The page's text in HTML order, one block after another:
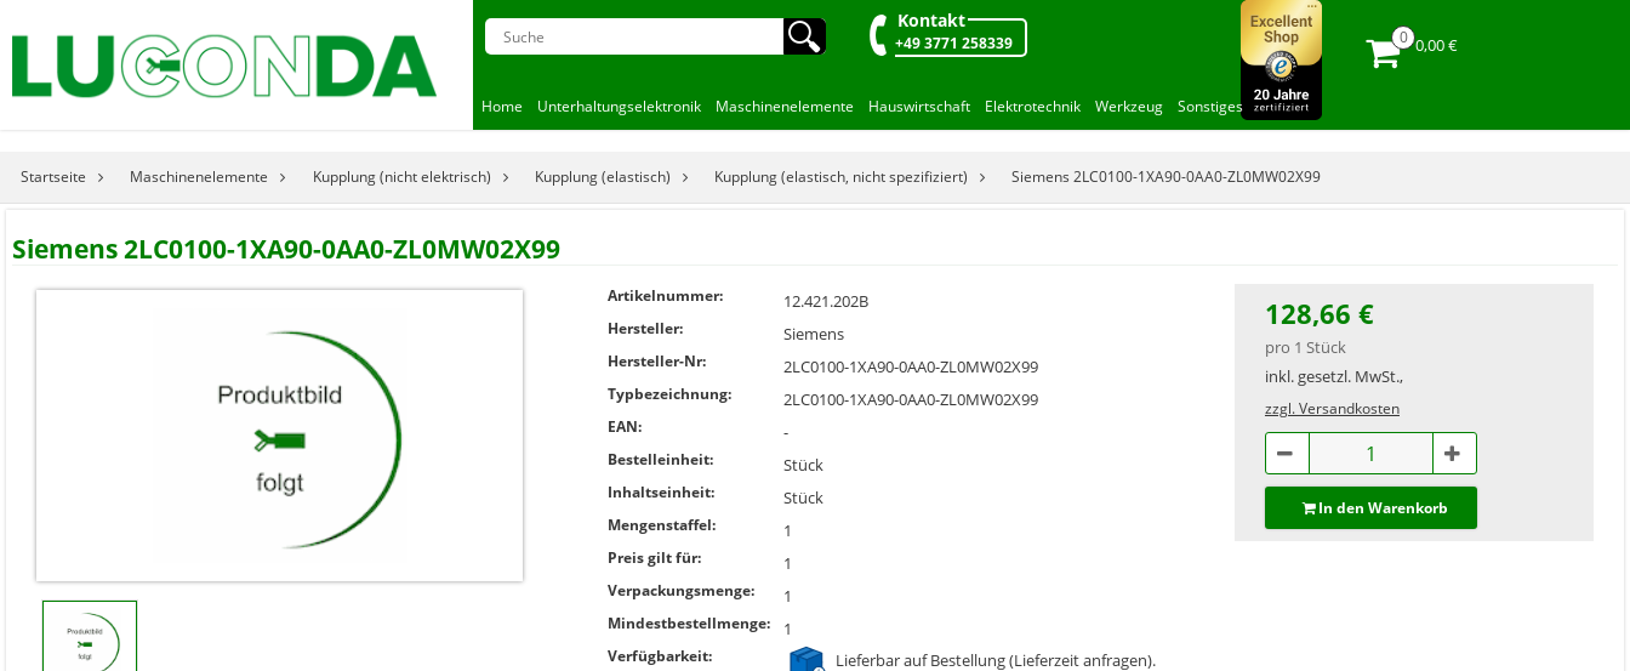
🔍︎ Kontakt
+49 3771 258339 0,00 €
Home Unterhaltungselektronik Maschinenelemente Hauswirtschaft Elektrotechnik Werkzeug Sonstiges
Startseite Maschinenelemente Kupplung (nicht elektrisch) Kupplung (elastisch) Kupplung (elastisch, nicht spezifiziert) Siemens 2LC0100-1XA90-0AA0-ZL0MW02X99
Siemens 2LC0100-1XA90-0AA0-ZL0MW02X99
Artikelnummer: 12.421.202B
Hersteller: Siemens
Hersteller-Nr: 2LC0100-1XA90-0AA0-ZL0MW02X99
Typbezeichnung: 2LC0100-1XA90-0AA0-ZL0MW02X99
EAN: -
Bestelleinheit: Stück
Inhaltseinheit: Stück
Mengenstaffel: 1
Preis gilt für: 1
Verpackungsmenge: 1
Mindestbestellmenge: 1
Verfügbarkeit: Lieferbar auf Bestellung (Lieferzeit anfragen).
128,66 €
pro 1 Stück
inkl. gesetzl. MwSt.,
zzgl. Versandkosten
In den Warenkorb